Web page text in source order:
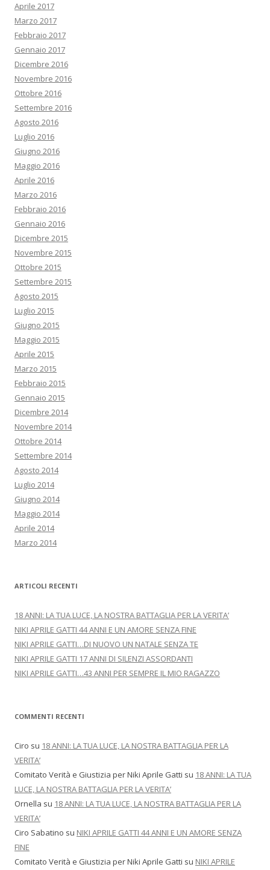
Aprile 2017
Marzo 2017
Febbraio 2017
Gennaio 2017
Dicembre 2016
Novembre 2016
Ottobre 2016
Settembre 2016
Agosto 2016
Luglio 2016
Giugno 2016
Maggio 2016
Aprile 2016
Marzo 2016
Febbraio 2016
Gennaio 2016
Dicembre 2015
Novembre 2015
Ottobre 2015
Settembre 2015
Agosto 2015
Luglio 2015
Giugno 2015
Maggio 2015
Aprile 2015
Marzo 2015
Febbraio 2015
Gennaio 2015
Dicembre 2014
Novembre 2014
Ottobre 2014
Settembre 2014
Agosto 2014
Luglio 2014
Giugno 2014
Maggio 2014
Aprile 2014
Marzo 2014
ARTICOLI RECENTI
18 ANNI: LA TUA LUCE, LA NOSTRA BATTAGLIA PER LA VERITA’
NIKI APRILE GATTI 44 ANNI E UN AMORE SENZA FINE
NIKI APRILE GATTI…DI NUOVO UN NATALE SENZA TE
NIKI APRILE GATTI 17 ANNI DI SILENZI ASSORDANTI
NIKI APRILE GATTI…43 ANNI PER SEMPRE IL MIO RAGAZZO
COMMENTI RECENTI
Ciro su 18 ANNI: LA TUA LUCE, LA NOSTRA BATTAGLIA PER LA
VERITA’
Comitato Verità e Giustizia per Niki Aprile Gatti su 18 ANNI: LA TUA
LUCE, LA NOSTRA BATTAGLIA PER LA VERITA’
Ornella su 18 ANNI: LA TUA LUCE, LA NOSTRA BATTAGLIA PER LA
VERITA’
Ciro Sabatino su NIKI APRILE GATTI 44 ANNI E UN AMORE SENZA
FINE
Comitato Verità e Giustizia per Niki Aprile Gatti su NIKI APRILE